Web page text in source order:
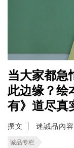
当大家都急
此边缘？绘
有》道尽真
撰文 迷誠品內
诚品专栏